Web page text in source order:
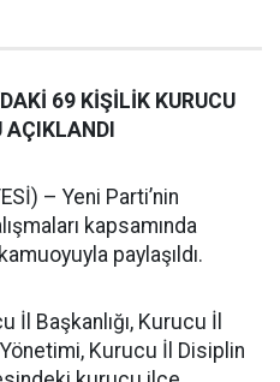
69 KİŞİLİK KURUCU
AÇIKLANDI
– Yeni Parti’nin
kapsamında
paylaşıldı.
İl Başkanlığı, Kurucu İl
Kurucu İl Disiplin